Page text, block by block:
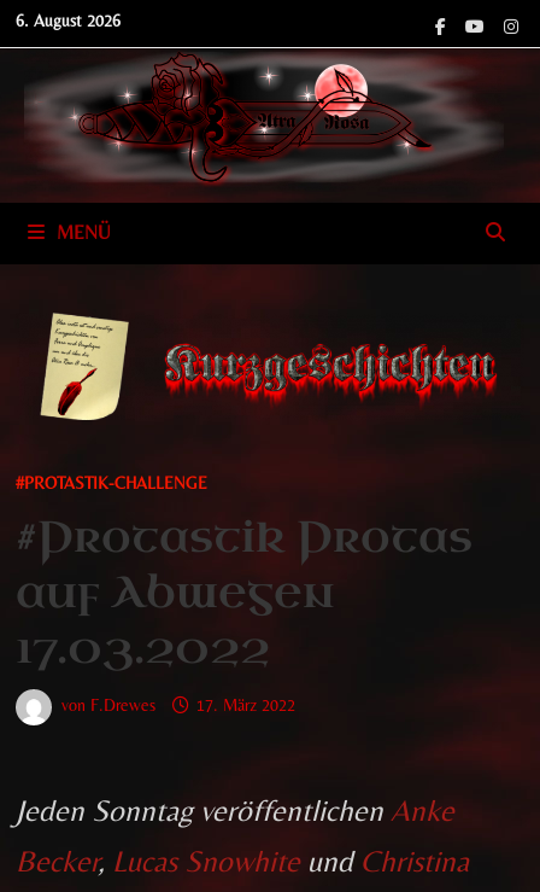
Zum
springen
6. August 2026
MENÜ
#PROTASTIK-CHALLENGE
#Protastik Protas
auf Abwegen
17.03.2022
von F.Drewes 17. März 2022
Jeden Sonntag veröffentlichenAnke
Becker, Lucas Snowhiteund Christina